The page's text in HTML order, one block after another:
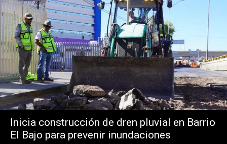
Inicia construcción de dren pluvial en Barrio
El Bajo para prevenir inundaciones